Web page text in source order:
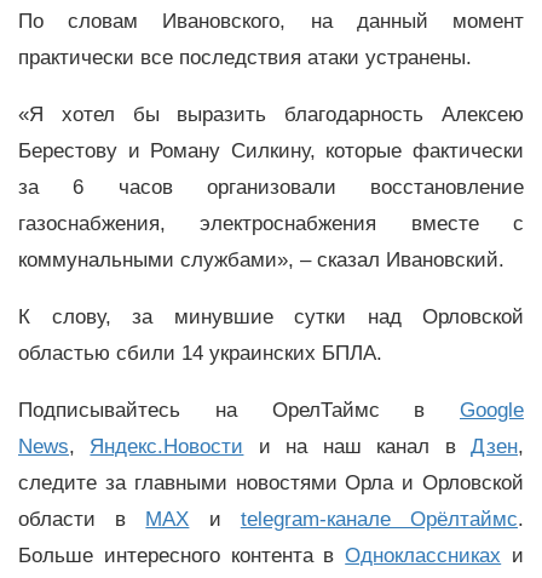
По словам Ивановского, на данный момент
практически все последствия атаки устранены.
«Я хотел бы выразить благодарность Алексею
Берестову и Роману Силкину, которые фактически
за 6 часов организовали восстановление
газоснабжения, электроснабжения вместе с
коммунальными службами», – сказал Ивановский.
К слову, за минувшие сутки над Орловской
областью сбили 14 украинских БПЛА.
Подписывайтесь на ОрелТаймс в Google
News, Яндекс.Новости и на наш канал вДзен,
следите за главными новостями Орла и Орловской
области в MAX и telegram-канале Орёлтаймс.
Больше интересного контента вОдноклассниках и